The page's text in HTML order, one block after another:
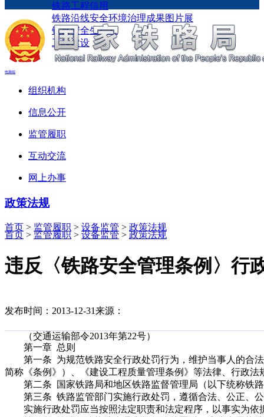
铁路工程信用
铁路沿线安全环境治理成果图片展
铁路安全生产月
工程建设
电脑端
组织机构
信息公开
监管履职
互动交流
网上办事
政策法规
首页 > 监管履职 > 设备监管 > 政策法规
首页 > 监管履职 > 设备监管 > 政策法规
违反〈铁路安全管理条例〉行
发布时间：2013-12-31来源：
（交通运输部令2013年第22号）
第一章 总则
第一条 为规范铁路安全行政处罚行为，维护当事人的合法
简称《条例》）、《建设工程质量管理条例》等法律、行政法
第二条 国家铁路局和地区铁路监督管理局（以下统称铁路
第三条 铁路监管部门实施行政处罚，遵循合法、公正、公
实施行政处罚应当按照法定职责和法定程序，以事实为依